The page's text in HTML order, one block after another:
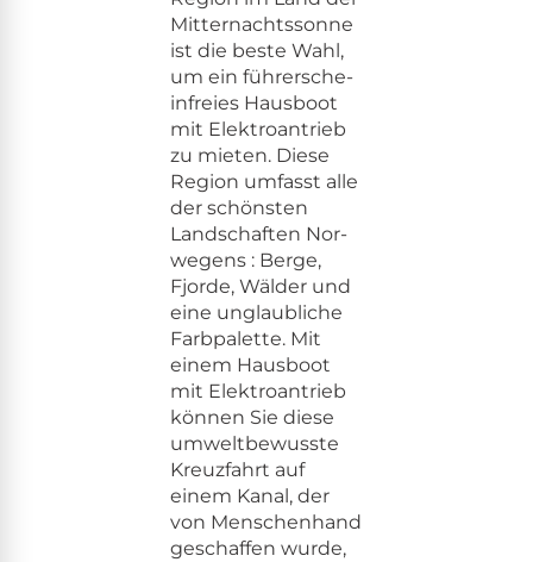
Mit­ter­nachtssonne
ist die beste Wahl,
um ein führersche­
in­freies Haus­boot
mit Elek­troantrieb
zu mieten. Diese
Region umfasst alle
der schön­sten
Land­schaften Nor­
we­gens : Berge,
Fjorde, Wälder und
eine unglaubliche
Farb­palette. Mit
einem Haus­boot
mit Elek­troantrieb
kön­nen Sie diese
umwelt­be­wusste
Kreuz­fahrt auf
einem Kanal, der
von Men­schen­hand
geschaf­fen wurde,